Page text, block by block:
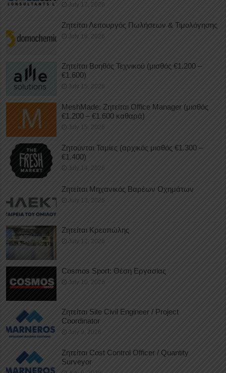
July 17, 2026
Ζητείται Λειτουργός Πωλήσεων & Τιμολόγησης
July 16, 2026
Ζητείται Βοηθός Τεχνικού (μισθός €1.200 –
€1.600)
July 15, 2026
MeshMade: Ζητείται Office Manager (μισθός
€1.200 – €1.600 καθαρά)
July 15, 2026
Ζητούνται Ταμίες (αρχικός μισθός €1.300 –
€1.400)
July 14, 2026
Ζητείται Μηχανικός Βαρέων Οχημάτων
July 13, 2026
Ζητείται Κρεοπώλης
July 12, 2026
Cosmos Sport: Θέση Εργασίας
July 10, 2026
Ζητείται Site Civil Engineer / Project
Coordinator
July 9, 2026
Ζητείται Cost Control Officer / Quantity
Surveyor